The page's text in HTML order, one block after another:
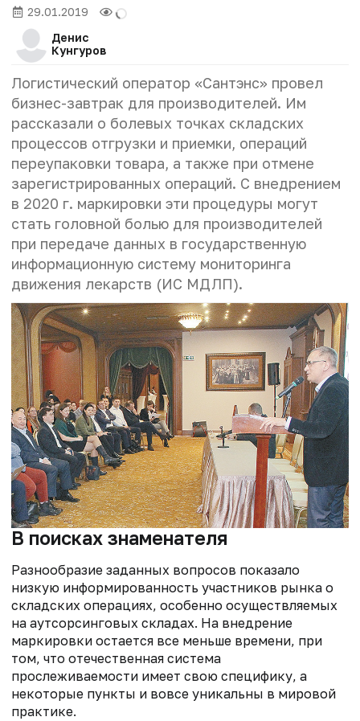
29.01.2019
Денис
Кунгуров
Логистический оператор «Сантэнс» провел
бизнес-завтрак для производителей. Им
рассказали о болевых точках складских
процессов отгрузки и приемки, операций
переупаковки товара, а также при отмене
зарегистрированных операций. С внедрением
в 2020 г. маркировки эти процедуры могут
стать головной болью для производителей
при передаче данных в государственную
информационную систему мониторинга
движения лекарств (ИС МДЛП).
В поисках знаменателя
Разнообразие заданных вопросов показало
низкую информированность участников рынка о
складских операциях, особенно осуществляемых
на аутсорсинговых складах. На внедрение
маркировки остается все меньше времени, при
том, что отечественная система
прослеживаемости имеет свою специфику, а
некоторые пункты и вовсе уникальны в мировой
практике.